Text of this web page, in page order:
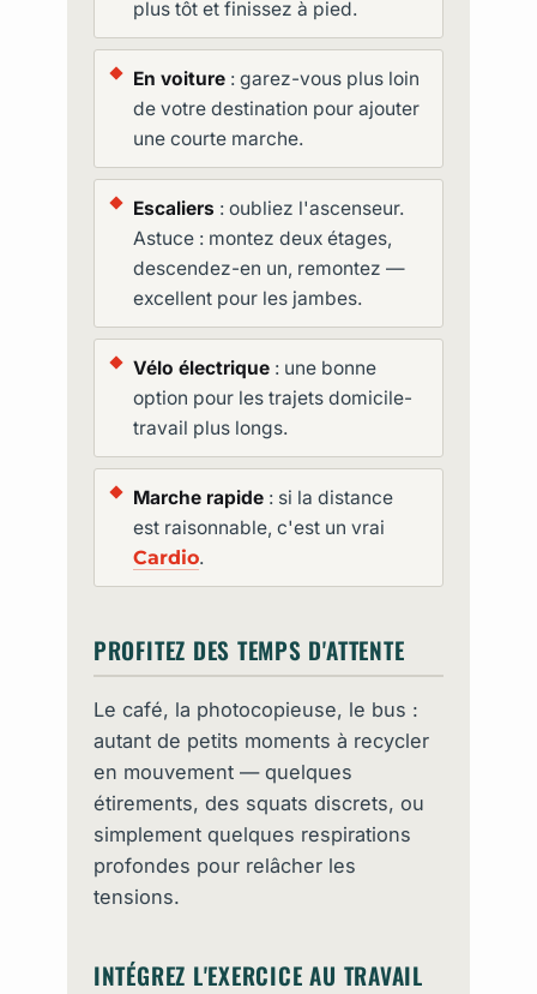
plus tôt et finissez à pied.
En voiture: garez-vous plus loin
de votre destination pour ajouter
une courte marche.
Escaliers : oubliez l'ascenseur.
Astuce : montez deux étages,
descendez-en un, remontez —
excellent pour les jambes.
Vélo électrique: une bonne
option pour les trajets domicile-
travail plus longs.
Marche rapide: si la distance
est raisonnable, c'est un vrai
Cardio.
PROFITEZ DES TEMPS D'ATTENTE
Le café, la photocopieuse, le bus :
autant de petits moments à recycler
en mouvement — quelques
étirements, des squats discrets, ou
simplement quelques respirations
profondes pour relâcher les
tensions.
INTÉGREZ L'EXERCICE AU TRAVAIL